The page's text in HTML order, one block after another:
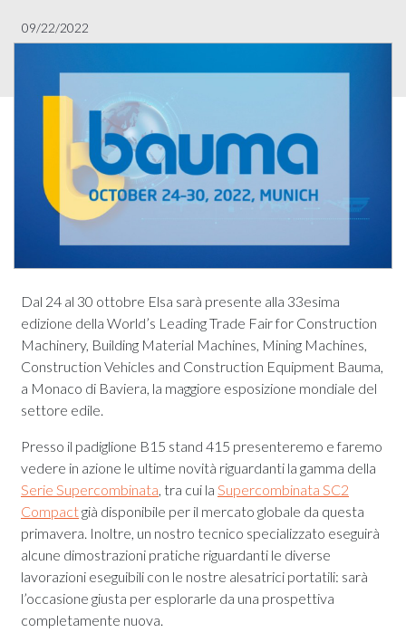
09/22/2022
Dal 24 al 30 ottobre Elsa sarà presente alla 33esima
edizione della World’s Leading Trade Fair for Construction
Machinery, Building Material Machines, Mining Machines,
Construction Vehicles and Construction Equipment Bauma,
a Monaco di Baviera, la maggiore esposizione mondiale del
settore edile.
Presso il padiglione B15 stand 415 presenteremo e faremo
vedere in azione le ultime novità riguardanti la gamma della
Serie Supercombinata, tra cui la Supercombinata SC2
Compactgià disponibile per il mercato globale da questa
primavera. Inoltre, un nostro tecnico specializzato eseguirà
alcune dimostrazioni pratiche riguardanti le diverse
lavorazioni eseguibili con le nostre alesatrici portatili: sarà
l’occasione giusta per esplorarle da una prospettiva
completamente nuova.